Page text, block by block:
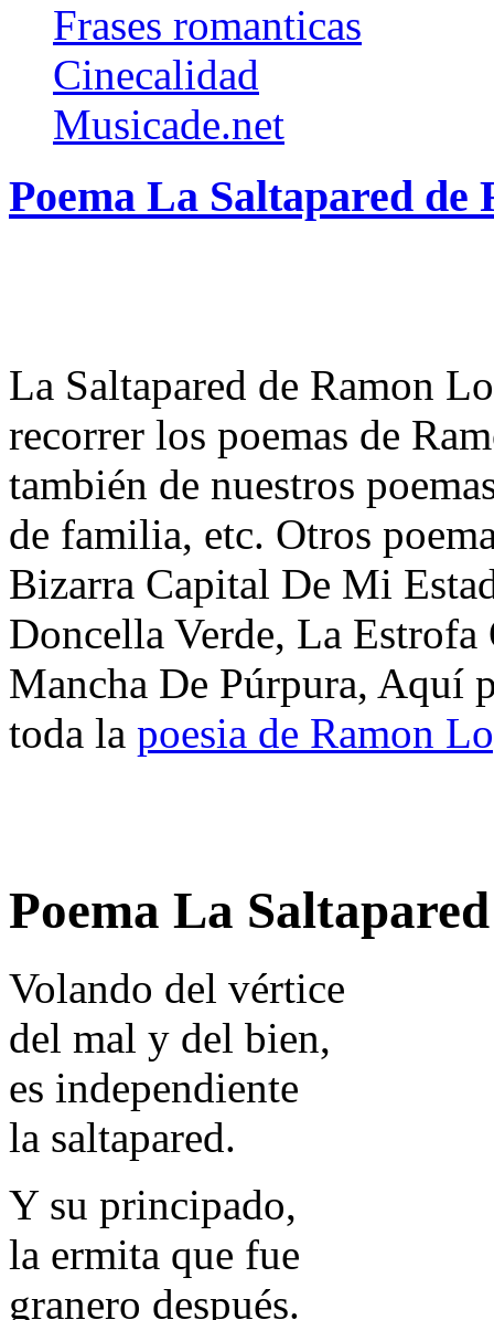
Frases romanticas
Cinecalidad
Musicade.net
Poema La Saltapared de
La Saltapared de Ramon
recorrer los poemas de
también de nuestros
de familia, etc. Otros
Bizarra Capital De Mi
Doncella Verde, La
Mancha De Púrpura, Aquí
toda la poesia de Ramon
Poema La
Volando del vértice
del mal y del bien,
es independiente
la saltapared.
Y su principado,
la ermita que fue
granero después.